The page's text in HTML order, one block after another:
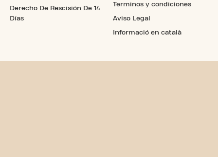
Derecho De Rescisión De 14
Días
Terminos y condiciones
Aviso Legal
Informació en català